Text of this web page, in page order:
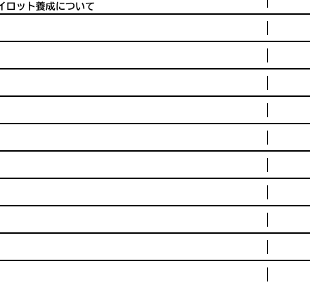
ロット養成について